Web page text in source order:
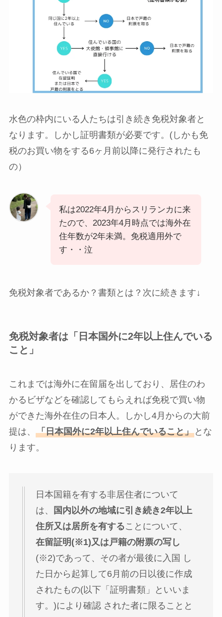
水色の枠内にいる人たちは引き続き免税対象者と
なります。しかし証明書類が必要です。(しかも免
税のお買い物をする6ヶ月前以降に発行されたも
の）
私は2022年4月からスリランカに来
たので、2023年4月時点では海外在
住年数が2年未満。免税適用外で
す・・泣
免税対象者であるか？書類とは？次に続きます↓
免税対象者は「日本国外に2年以上住んでいる
こと」
これまでは海外に在留届を出しており、居住のわ
かるビザなどを確認してもらえれば免税で買い物
ができた海外在住の日本人。しかし4月からの大前
提は、 「日本国外に2年以上住んでいること」とな
ります。
日本国籍を有する非居住者について
は、
国内以外の地域に引き続き2年以上
住所又は居所を有することについて、
在留証明(※1)又は戸籍の附票の写し
(※2)であって、その者が最後に入国 し
た日から起算して6月前の日以後に作成
されたもの(以下「証明書類」といいま
す。)により確認 された者に限ることと